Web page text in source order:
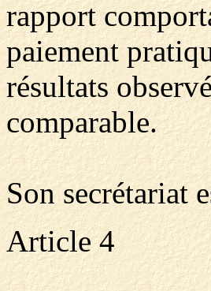
rapport
paiement
résultats
comparable.
Son secrétariat
Article 4